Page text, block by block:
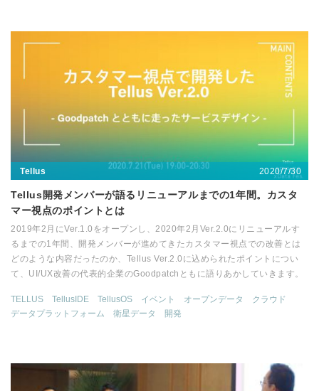
Tellus 2020/7/30
Tellus開発メンバーが語るリニューアルまでの1年間。カスタ
マー視点のポイントとは
2019年2月にVer.1.0をオープンし、2020年2月Ver.2.0にリニューアルす
るまでの1年間、開発メンバーが進めてきたカスタマー視点での改善とは
どのような内容だったのか、Tellus Ver.2.0に込められたポイントについ
て、UI/UX改善の代表的企業のGoodpatchともに語りあかしていきます。
TELLUS TellusIDE TellusOS イベント オープンデータ
クラウド
データプラットフォーム
衛星データ 開発